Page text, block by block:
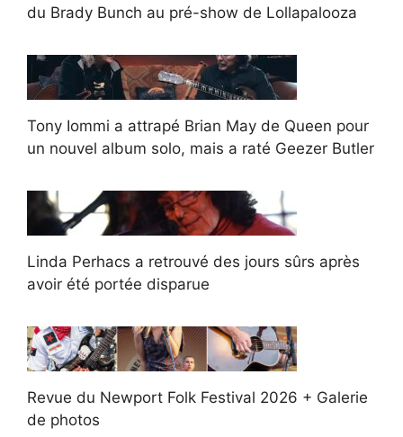
du Brady Bunch au pré-show de Lollapalooza
Tony Iommi a attrapé Brian May de Queen pour
un nouvel album solo, mais a raté Geezer Butler
Linda Perhacs a retrouvé des jours sûrs après
avoir été portée disparue
Revue du Newport Folk Festival 2026 + Galerie
de photos